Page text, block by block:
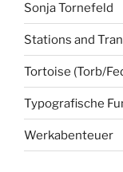
Sonja Tornefeld
Stations and
Tortoise (Torb/
Typografische
Werkabenteuer